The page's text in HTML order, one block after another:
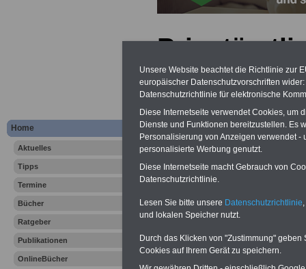
Home
Aktuelles
Tipps
Termine
Bücher
Ratgeber
Publikationen
OnlineBücher
Lexikon für
A B
C
K
L M N O P
Hier bieten wir
ein
Unsere Website beachtet die Richtlinie zur
europäischer Datenschutzvorschriften
Datenschutzrichtlinie für elektronische
Diese Internetseite verwendet Cookies, um
Dienste und Funktionen bereitzustellen. Es
Personalisierung von Anzeigen verwendet
personalisierte Werbung genutzt.
Diese Internetseite macht Gebrauch von
Datenschutzrichtlinie.
Lesen Sie bitte unsere Datenschutzrichtlinie
und lokalen Speicher nutzt.
Durch das Klicken von "Zustimmung"
Cookies auf Ihrem Gerät zu speichern.